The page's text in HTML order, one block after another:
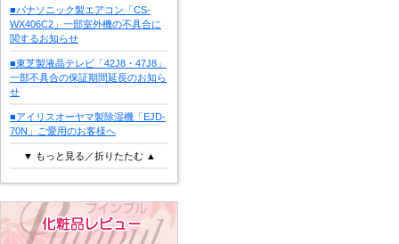
■パナソニック製エアコン「CS-
WX406C2」一部室外機の不具合に
関するお知らせ
■東芝製液晶テレビ「42J8・47J8」
一部不具合の保証期間延長のお知ら
せ
■アイリスオーヤマ製除湿機「EJD-
70N」ご愛用のお客様へ
▼ もっと見る／折りたたむ ▲